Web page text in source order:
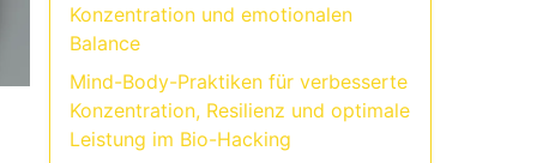
Konzentration und emotionalen
Balance
Mind-Body-Praktiken für verbesserte
Konzentration, Resilienz und optimale
Leistung im Bio-Hacking